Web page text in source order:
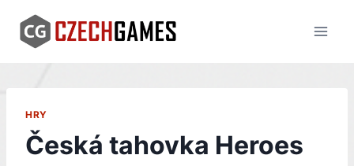
content
HRY
Česká tahovka Heroes